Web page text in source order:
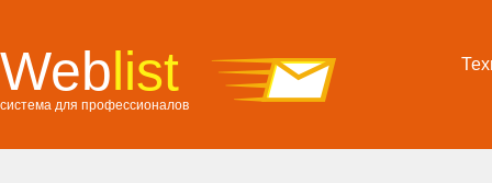
Weblist
система для профессионалов